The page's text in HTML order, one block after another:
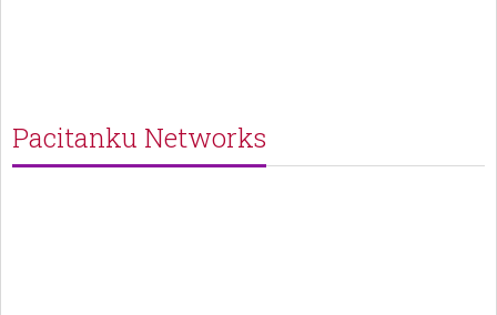
Pacitanku Networks